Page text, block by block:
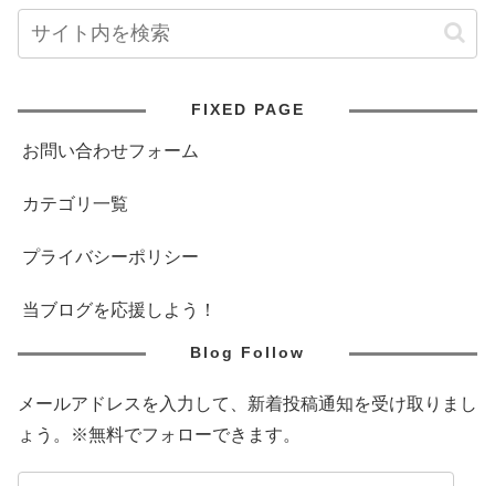
FIXED PAGE
お問い合わせフォーム
カテゴリ一覧
プライバシーポリシー
当ブログを応援しよう！
Blog Follow
メールアドレスを入力して、新着投稿通知を受け取りまし
ょう。※無料でフォローできます。